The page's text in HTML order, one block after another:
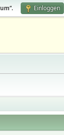
“. Einloggen